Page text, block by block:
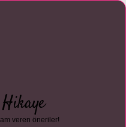
veren öneriler!